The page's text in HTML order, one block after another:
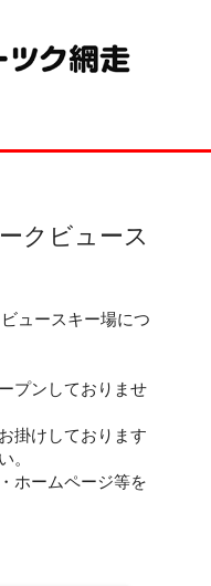
クビュース
ュースキー場につ
プンしておりませ
掛けしております
。
ホームページ等を